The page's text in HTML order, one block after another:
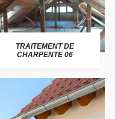
TRAITEMENT DE
CHARPENTE 06